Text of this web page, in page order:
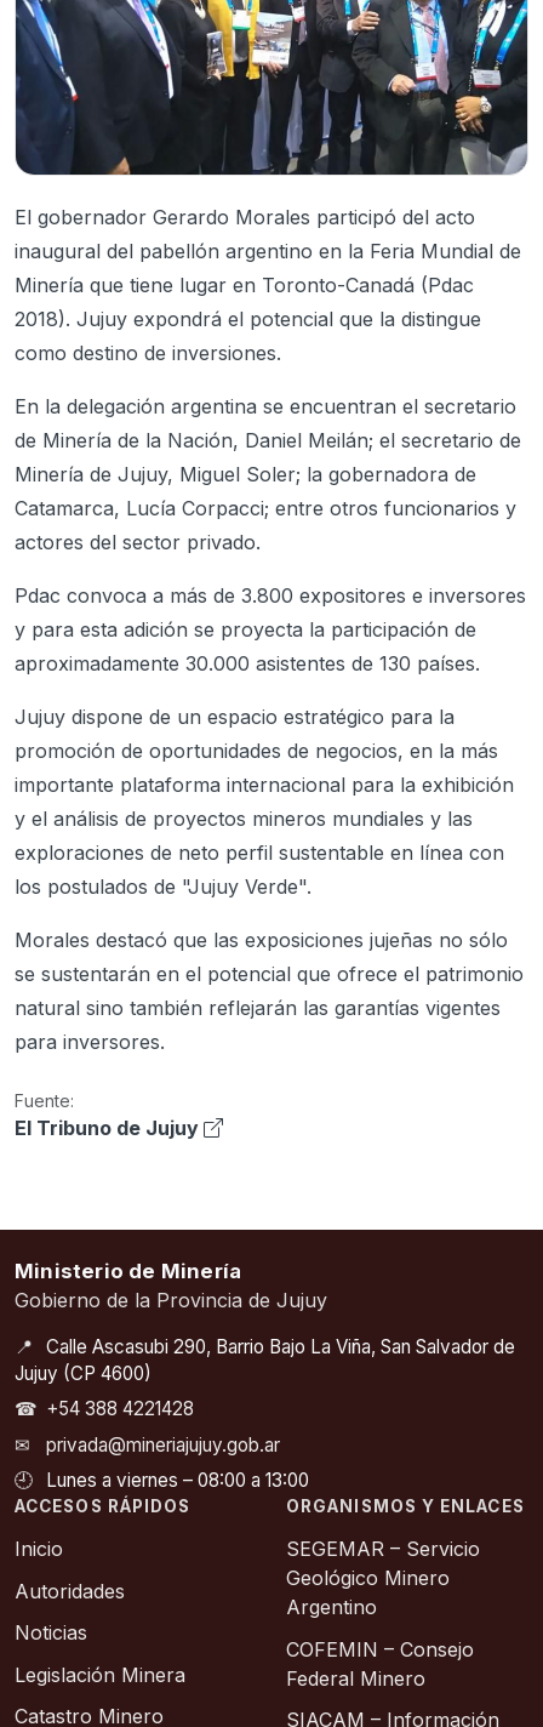
El gobernador Gerardo Morales participó del acto
inaugural del pabellón argentino en la Feria Mundial de
Minería que tiene lugar en Toronto-Canadá (Pdac
2018). Jujuy expondrá el potencial que la distingue
como destino de inversiones.
En la delegación argentina se encuentran el secretario
de Minería de la Nación, Daniel Meilán; el secretario de
Minería de Jujuy, Miguel Soler; la gobernadora de
Catamarca, Lucía Corpacci; entre otros funcionarios y
actores del sector privado.
Pdac convoca a más de 3.800 expositores e inversores
y para esta adición se proyecta la participación de
aproximadamente 30.000 asistentes de 130 países.
Jujuy dispone de un espacio estratégico para la
promoción de oportunidades de negocios, en la más
importante plataforma internacional para la exhibición
y el análisis de proyectos mineros mundiales y las
exploraciones de neto perfil sustentable en línea con
los postulados de "Jujuy Verde".
Morales destacó que las exposiciones jujeñas no sólo
se sustentarán en el potencial que ofrece el patrimonio
natural sino también reflejarán las garantías vigentes
para inversores.
Fuente:
El Tribuno de Jujuy
Ministerio de Minería
Gobierno de la Provincia de Jujuy
📍
Calle Ascasubi 290, Barrio Bajo La Viña, San Salvador de
Jujuy (CP 4600)
☎ +54 388 4221428
✉
privada@mineriajujuy.gob.ar
🕘
Lunes a viernes – 08:00 a 13:00
ACCESOS RÁPIDOS
Inicio
Autoridades
Noticias
Legislación Minera
Catastro Minero
ORGANISMOS Y ENLACES
SEGEMAR – Servicio
Geológico Minero
Argentino
COFEMIN – Consejo
Federal Minero
SIACAM – Información